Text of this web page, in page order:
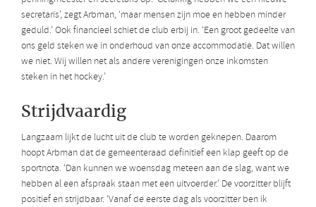
secretaris’, zegt Arbman, ‘maar mensen zijn moe en hebben minder
geduld.’ Ook financieel schiet de club erbij in. ‘Een groot gedeelte van
ons geld steken we in onderhoud van onze accommodatie. Dat willen
we niet. Wij willen net als andere verenigingen onze inkomsten
steken in het hockey.’
Strijdvaardig
Langzaam lijkt de lucht uit de club te worden geknepen. Daarom
hoopt Arbman dat de gemeenteraad definitief een klap geeft op de
sportnota. ‘Dan kunnen we woensdag meteen aan de slag, want we
hebben al een afspraak staan met een uitvoerder.’ De voorzitter blijft
positief en strijdbaar. ‘Vanaf de eerste dag als voorzitter ben ik